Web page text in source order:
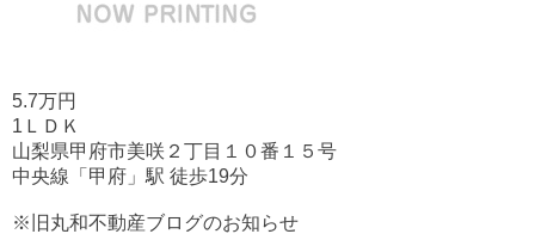
5.7万円
1ＬＤＫ
山梨県甲府市美咲２丁目１０番１５号
中央線「甲府」駅 徒歩19分
※旧丸和不動産ブログのお知らせ